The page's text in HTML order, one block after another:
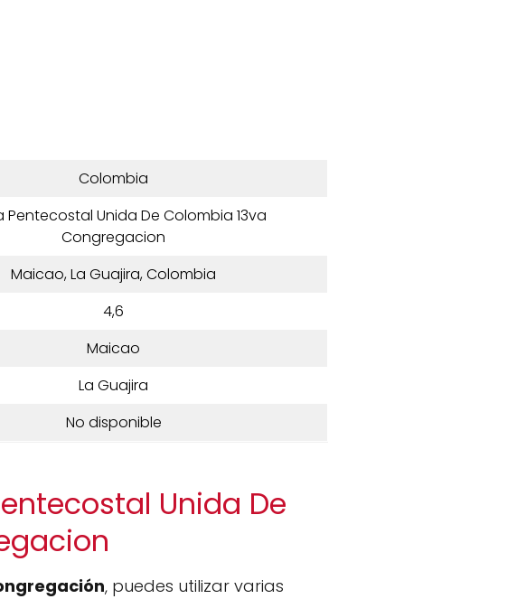
Colombia
Pentecostal Unida De Colombia 13va
Congregacion
Maicao, La Guajira, Colombia
4,6
Maicao
La Guajira
No disponible
Unida De
, puedes utilizar varias